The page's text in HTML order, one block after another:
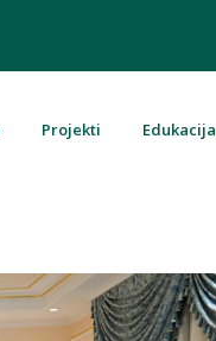
Projekti Edukacija